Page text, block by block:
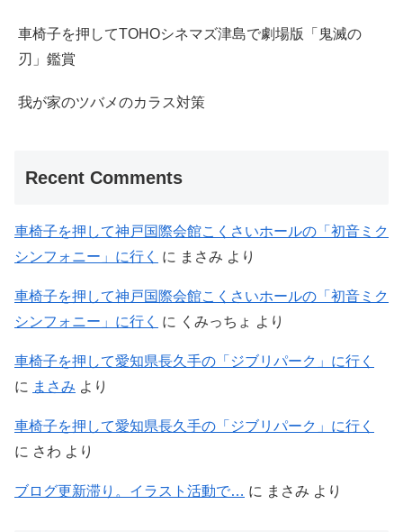
車椅子を押してTOHOシネマズ津島で劇場版「鬼滅の
刃」鑑賞
我が家のツバメのカラス対策
Recent Comments
車椅子を押して神戸国際会館こくさいホールの「初音ミク
シンフォニー」に行く
に まさみ より
車椅子を押して神戸国際会館こくさいホールの「初音ミク
シンフォニー」に行く
に くみっちょ より
車椅子を押して愛知県長久手の「ジブリパーク」に行く
に まさみ より
車椅子を押して愛知県長久手の「ジブリパーク」に行く
に さわ より
ブログ更新滞り。イラスト活動で… に まさみ より